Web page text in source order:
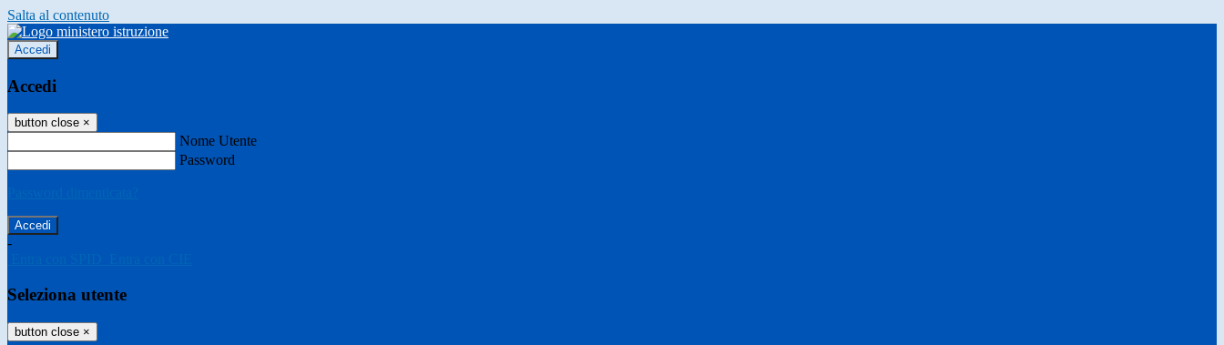
Salta al contenuto
Accedi
Accedi
button close ×
Nome Utente
Password
-
Seleziona utente
button close ×